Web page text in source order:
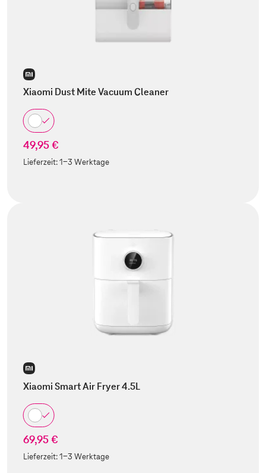
Xiaomi Dust Mite Vacuum Cleaner
49,95 €
Lieferzeit:1-3 Werktage
Xiaomi Smart Air Fryer 4.5L
69,95 €
Lieferzeit:1-3 Werktage